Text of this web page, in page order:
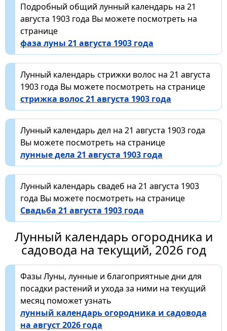
Подробный общий лунный календарь на 21
августа 1903 года Вы можете посмотреть на
странице
фаза луны 21 августа 1903 года
Лунный календарь стрижки волос на 21 августа
1903 года Вы можете посмотреть на странице
стрижка волос 21 августа 1903 года
Лунный календарь дел на 21 августа 1903 года
Вы можете посмотреть на странице
лунные дела 21 августа 1903 года
Лунный календарь свадеб на 21 августа 1903
года Вы можете посмотреть на странице
Свадьба 21 августа 1903 года
Лунный календарь огородника и
садовода на текущий, 2026 год
Фазы Луны, лунные и благоприятные дни для
посадки растений и ухода за ними на текущий
месяц поможет узнать
лунный календарь огородника и садовода
на август 2026 года